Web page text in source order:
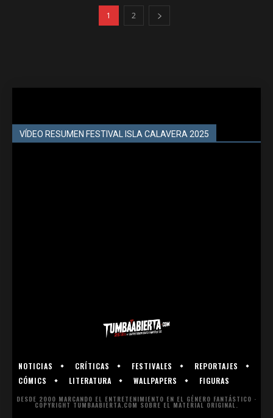
1 2
VÍDEO RESUMEN FESTIVAL ISLA CALAVERA 2025
NOTICIAS CRÍTICAS FESTIVALES
REPORTAJES
CÓMICS
LITERATURA WALLPAPERS FIGURAS
DESDE 2000 MARCANDO EL ENTRETENIMIENTO EN EL GÉNERO FANTÁSTICO ·
COPYRIGHT TUMBAABIERTA.COM SOBRE EL MATERIAL ORIGINAL.